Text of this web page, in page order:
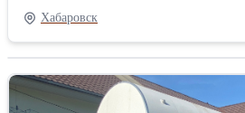
Хабаровск